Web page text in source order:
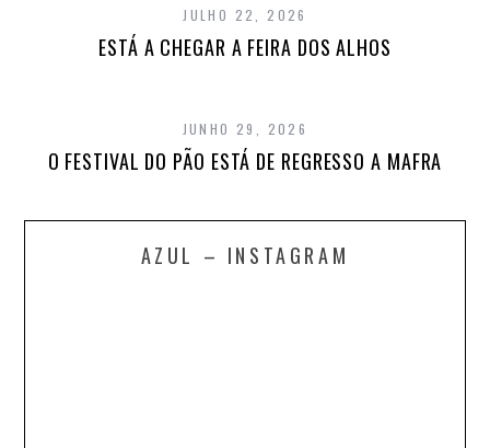
JULHO 22, 2026
ESTÁ A CHEGAR A FEIRA DOS ALHOS
JUNHO 29, 2026
O FESTIVAL DO PÃO ESTÁ DE REGRESSO A MAFRA
AZUL – INSTAGRAM